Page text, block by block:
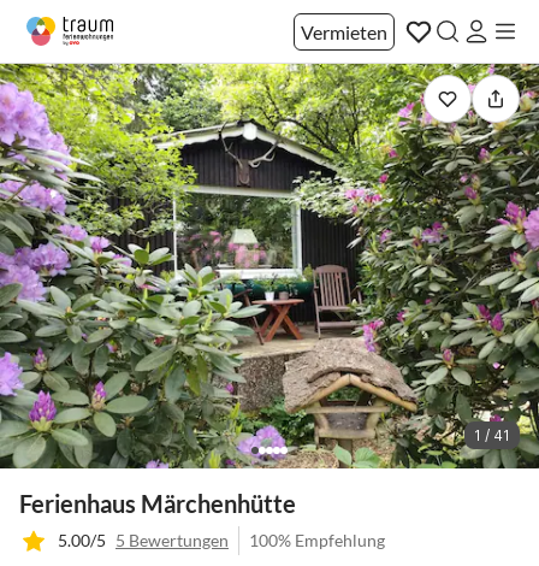
Vermieten
1 / 41
Ferienhaus Märchenhütte
5.00/5 5 Bewertungen 100% Empfehlung